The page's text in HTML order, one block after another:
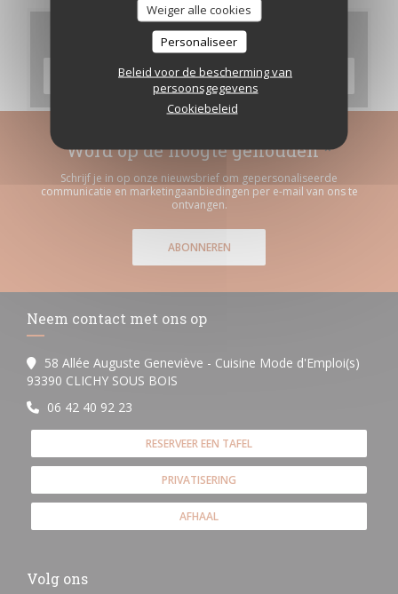
Weiger alle cookies
Personaliseer
Beleid voor de bescherming van
persoonsgegevens
Cookiebeleid
Menu's
ONTDEK ONS MENU
Word op de hoogte gehouden*
Schrijf je in op onze nieuwsbrief om gepersonaliseerde
communicatie en marketingaanbiedingen per e-mail van ons te
ontvangen.
ABONNEREN
Neem contact met ons op
58 Allée Auguste Geneviève - Cuisine Mode d'Emploi(s)
93390 CLICHY SOUS BOIS
06 42 40 92 23
RESERVEER EEN TAFEL
PRIVATISERING
AFHAAL
Volg ons